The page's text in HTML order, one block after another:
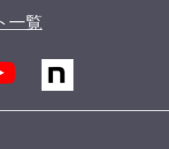
一覧